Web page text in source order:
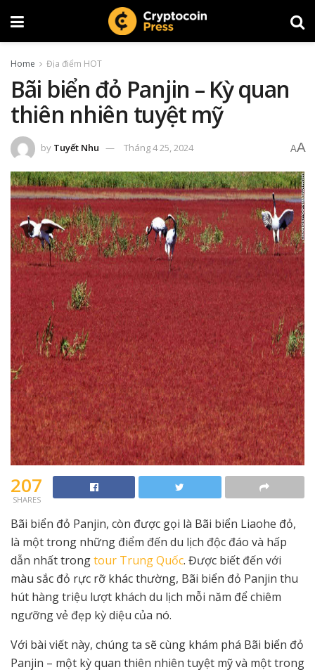
Home Địa điểm HOT
Bãi biển đỏ Panjin – Kỳ quan
thiên nhiên tuyệt mỹ
by Tuyết Nhu Tháng 4 25, 2024 AA
207
SHARES
Bãi biển đỏ Panjin, còn được gọi là Bãi biển Liaohe đỏ,
là một trong những điểm đến du lịch độc đáo và hấp
dẫn nhất trongtour Trung Quốc. Được biết đến với
màu sắc đỏ rực rỡ khác thường, Bãi biển đỏ Panjin thu
hút hàng triệu lượt khách du lịch mỗi năm để chiêm
ngưỡng vẻ đẹp kỳ diệu của nó.
Với bài viết này, chúng ta sẽ cùng khám phá Bãi biển đỏ
Panjin – một kỳ quan thiên nhiên tuyệt mỹ và một trong